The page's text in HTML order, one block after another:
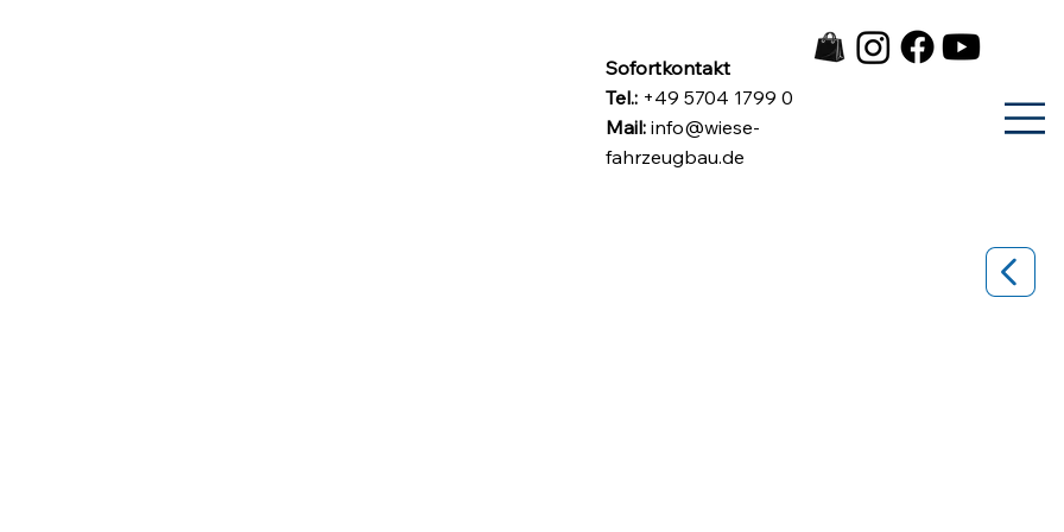
Sofortkontakt
Tel.:+49 5704 1799 0
Mail: info@wiese-
fahrzeugbau.de